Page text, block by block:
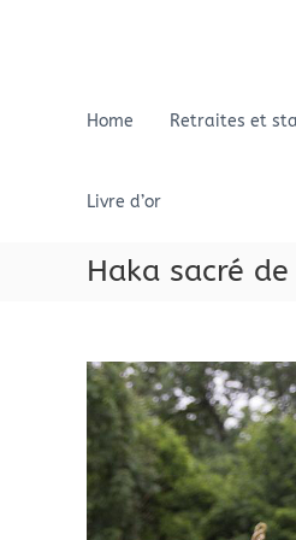
Home Retraites et
Livre d’or
Haka sacré